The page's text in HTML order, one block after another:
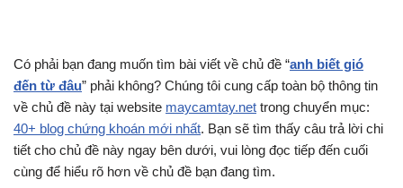
Có phải bạn đang muốn tìm bài viết về chủ đề “anh biết gió
đến từ đâu” phải không? Chúng tôi cung cấp toàn bộ thông tin
về chủ đề này tại website maycamtay.net trong chuyển mục:
40+ blog chứng khoán mới nhất. Bạn sẽ tìm thấy câu trả lời chi
tiết cho chủ đề này ngay bên dưới, vui lòng đọc tiếp đến cuối
cùng để hiểu rõ hơn về chủ đề bạn đang tìm.